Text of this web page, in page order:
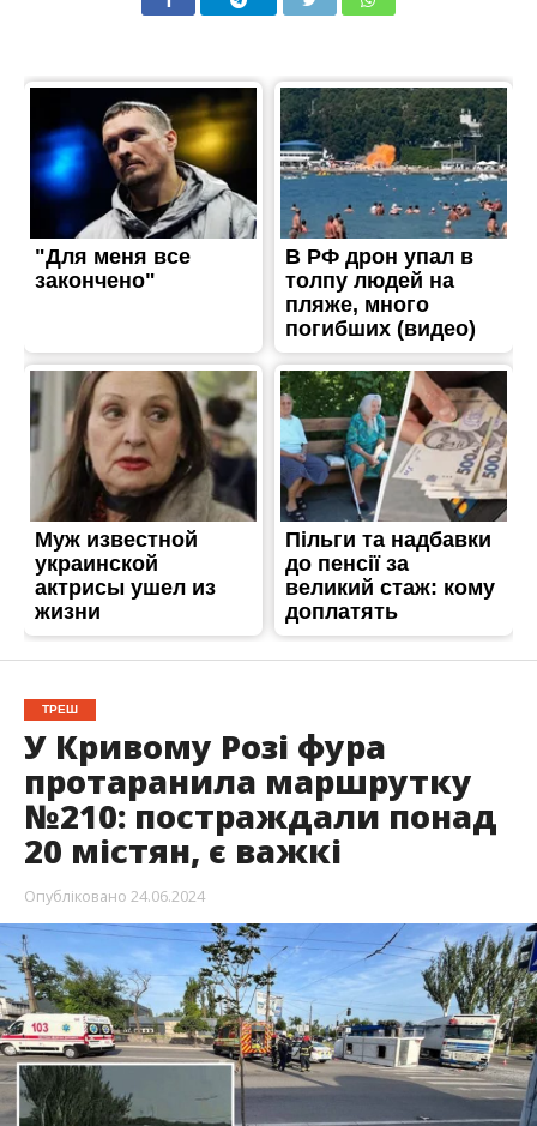
ТРЕШ
У Кривому Розі фура
протаранила маршрутку
№210: постраждали понад
20 містян, є важкі
Опубліковано 24.06.2024